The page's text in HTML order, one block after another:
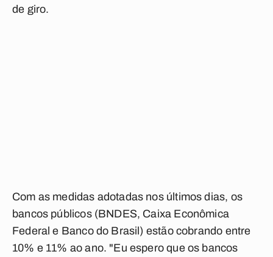
de giro.
Com as medidas adotadas nos últimos dias, os
bancos públicos (BNDES, Caixa Econômica
Federal e Banco do Brasil) estão cobrando entre
10% e 11% ao ano. "Eu espero que os bancos